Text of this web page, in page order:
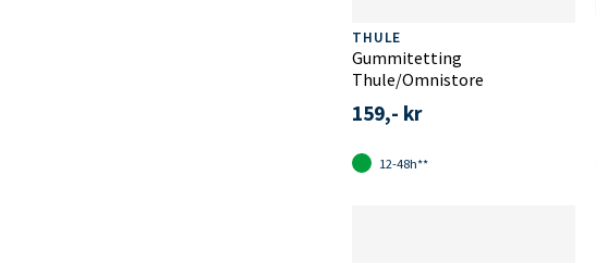
THULE
Gummitetting
Thule/Omnistore
159,- kr
12-48h**